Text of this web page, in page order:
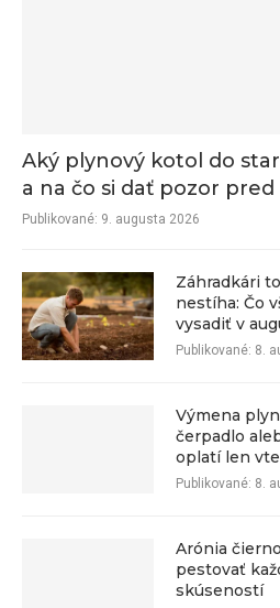
Aký plynový kotol do
a na čo si dať pozor
Publikované: 9. augusta 2026
Záhradkári
nestíha: Čo
vysadiť v
Publikované: 8.
Výmena
čerpadlo
oplatí len
Publikované: 8.
Arónia
pestovať
skúseností